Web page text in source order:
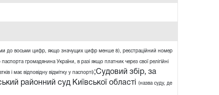
до восьми цифр, якщо значущих цифр менше 8), реєстраційний номер
громадянина України, в разі якщо платник через свої релігійні
і має відповідну відмітку у паспорті) ;Судовий збір, за
районний суд Київської області (назва суду, де